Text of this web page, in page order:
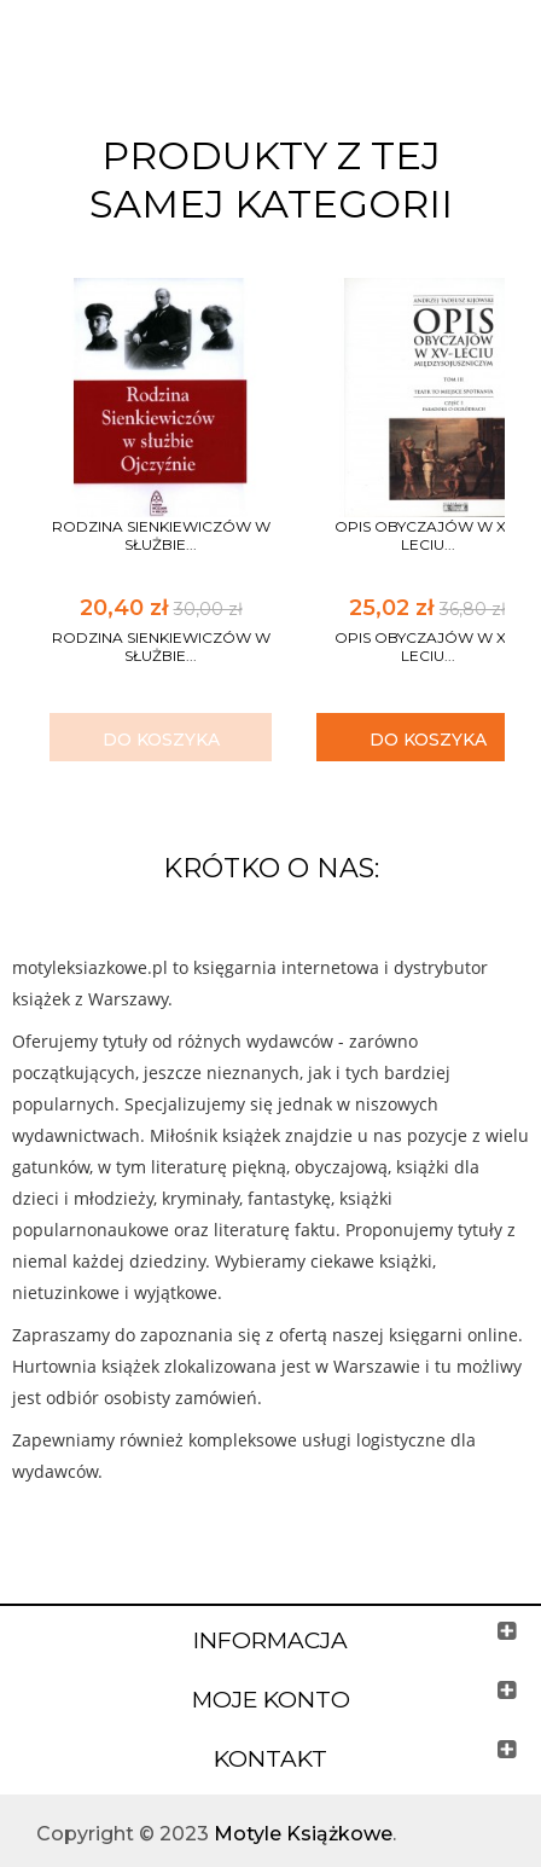
PRODUKTY Z TEJ
SAMEJ KATEGORII
RODZINA SIENKIEWICZÓW W
SŁUŻBIE...
20,40 zł30,00 zł
RODZINA SIENKIEWICZÓW W
SŁUŻBIE...
DO KOSZYKA
OPIS OBYCZAJÓW W XV-
LECIU...
25,02 zł 36,80 zł
OPIS OBYCZAJÓW W XV-
LECIU...
DO KOSZYKA
KRÓTKO O NAS:
motyleksiazkowe.pl to księgarnia internetowa i dystrybutor
książek z Warszawy.
Oferujemy tytuły od różnych wydawców - zarówno
początkujących, jeszcze nieznanych, jak i tych bardziej
popularnych. Specjalizujemy się jednak w niszowych
wydawnictwach. Miłośnik książek znajdzie u nas pozycje z wielu
gatunków, w tym literaturę piękną, obyczajową, książki dla
dzieci i młodzieży, kryminały, fantastykę, książki
popularnonaukowe oraz literaturę faktu. Proponujemy tytuły z
niemal każdej dziedziny. Wybieramy ciekawe książki,
nietuzinkowe i wyjątkowe.
Zapraszamy do zapoznania się z ofertą naszej księgarni online.
Hurtownia książek zlokalizowana jest w Warszawie i tu możliwy
jest odbiór osobisty zamówień.
Zapewniamy również kompleksowe usługi logistyczne dla
wydawców.
INFORMACJA
MOJE KONTO
KONTAKT
Copyright © 2023 Motyle Książkowe.